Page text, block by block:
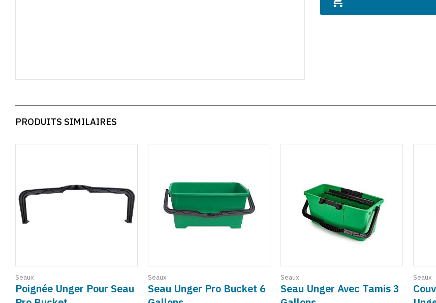
PRODUITS SIMILAIRES
Seaux
Poignée Unger Pour Seau
Seaux
Seau Unger Pro Bucket 6
Seaux
Seau Unger Avec Tamis 3
Seaux